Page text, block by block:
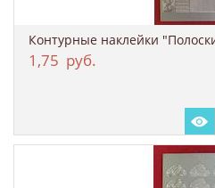
Контурные наклейки
1,75 руб.